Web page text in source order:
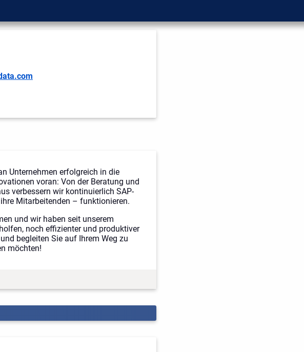
Unternehmen erfolgreich in die
voran: Von der Beratung und
verbessern wir kontinuierlich SAP-
Mitarbeitenden – funktionieren.
und wir haben seit unserem
noch effizienter und produktiver
begleiten Sie auf Ihrem Weg zu
möchten!